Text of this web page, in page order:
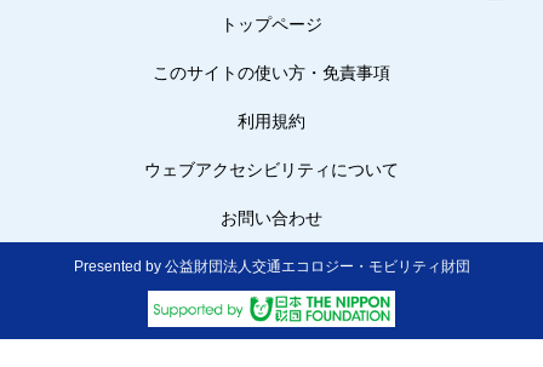
トップページ
このサイトの使い方・免責事項
利用規約
ウェブアクセシビリティについて
お問い合わせ
Presented by 公益財団法人交通エコロジー・モビリティ財団